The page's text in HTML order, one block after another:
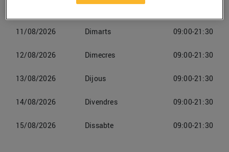
11/08/2026 Dimarts 09:00-21:30
12/08/2026 Dimecres 09:00-21:30
13/08/2026 Dijous 09:00-21:30
14/08/2026 Divendres 09:00-21:30
15/08/2026 Dissabte 09:00-21:30